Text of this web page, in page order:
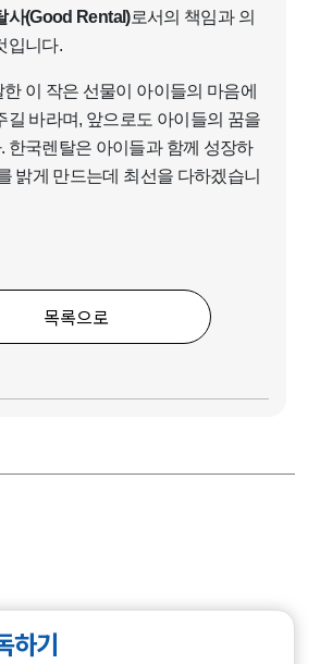
사(Good Rental)로서의 책임과 의
입니다.
이 작은 선물이 아이들의 마음에
길 바라며, 앞으로도 아이들의 꿈을
한국렌탈은 아이들과 함께 성장하
밝게 만드는데 최선을 다하겠습니
목록으로
하기